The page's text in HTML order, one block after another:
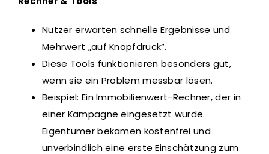
Nutzer erwarten schnelle Ergebnisse und
Mehrwert „auf Knopfdruck“.
Diese Tools funktionieren besonders gut,
wenn sie ein Problem messbar lösen.
Beispiel: Ein Immobilienwert-Rechner, der in
einer Kampagne eingesetzt wurde.
Eigentümer bekamen kostenfrei und
unverbindlich eine erste Einschätzung zum